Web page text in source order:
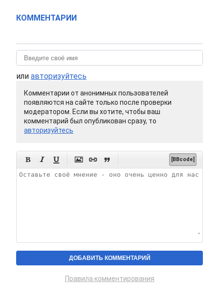
КОММЕНТАРИИ
или авторизуйтесь
Комментарии от анонимных пользователей
появляются на сайте только после проверки
модератором. Если вы хотите, чтобы ваш
комментарий был опубликован сразу, то
авторизуйтесь
      [BBcode]
Правила комментирования